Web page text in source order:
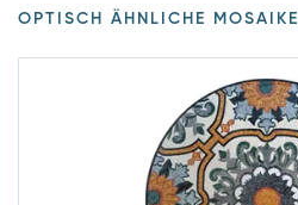
OPTISCH ÄHNLICHE MOSAIKE